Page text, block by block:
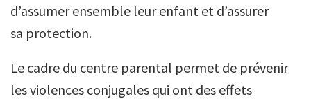
d’assumer ensemble leur enfant et d’assurer
sa protection.
Le cadre du centre parental permet de prévenir
les violences conjugales qui ont des effets